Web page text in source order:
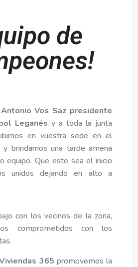
de
Antonio Vos Saz presidente
Leganés y a toda la junta
en vuestra sede en el
y brindarnos una tarde amena
equipo. Que este sea el inicio
unidos dejando en alto a
con los vecinos de la zona,
comprometidos con los
365 promovemos la